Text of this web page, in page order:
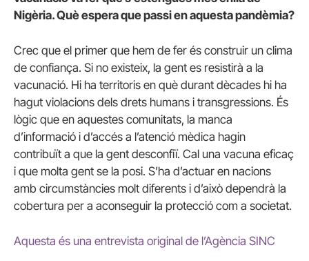
Nigèria. Què espera que passi en aquesta pandèmia?
Crec que el primer que hem de fer és construir un clima
de confiança. Si no existeix, la gent es resistirà a la
vacunació. Hi ha territoris en què durant dècades hi ha
hagut violacions dels drets humans i transgressions. És
lògic que en aquestes comunitats, la manca
d’informació i d’accés a l’atenció mèdica hagin
contribuït a que la gent desconfiï. Cal una vacuna eficaç
i que molta gent se la posi. S’ha d’actuar en nacions
amb circumstàncies molt diferents i d’això dependrà la
cobertura per a aconseguir la protecció com a societat.
Aquesta és una entrevista original de l’Agència SINC